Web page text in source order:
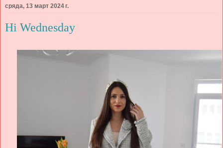
сряда, 13 март 2024 г.
Hi Wednesday